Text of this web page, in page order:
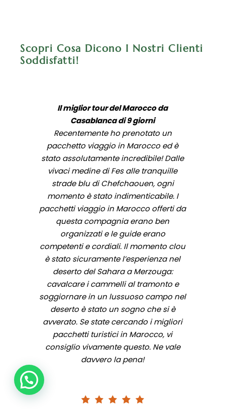
Scopri Cosa Dicono I Nostri Clienti
Soddisfatti!
Il miglior tour del Marocco da
Casablanca di 9 giorni
Recentemente ho prenotato un
pacchetto viaggio in Marocco ed è
stato assolutamente incredibile! Dalle
vivaci medine di Fes alle tranquille
strade blu di Chefchaouen, ogni
momento è stato indimenticabile. I
pacchetti viaggio in Marocco offerti da
questa compagnia erano ben
organizzati e le guide erano
competenti e cordiali. Il momento clou
è stato sicuramente l’esperienza nel
deserto del Sahara a Merzouga:
cavalcare i cammelli al tramonto e
soggiornare in un lussuoso campo nel
deserto è stato un sogno che si è
avverato. Se state cercando i migliori
pacchetti turistici in Marocco, vi
consiglio vivamente questo. Ne vale
davvero la pena!